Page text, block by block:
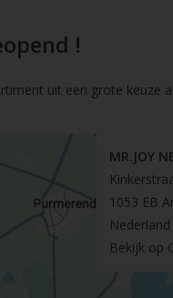
!
uit een grote keuze
MR.JOY
1053 EB
Nederland
Bekijk op